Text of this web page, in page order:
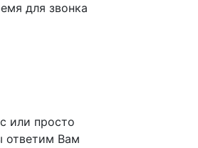
для звонка
или просто
ответим Вам